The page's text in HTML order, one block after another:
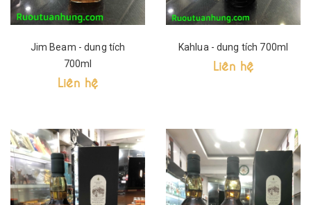
Jim Beam - dung tích
700ml
Liên hệ
Kahlua - dung tích 700ml
Liên hệ